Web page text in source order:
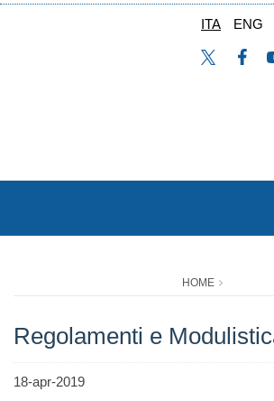
ITA ENG
HOME
Regolamenti e
18-apr-2019